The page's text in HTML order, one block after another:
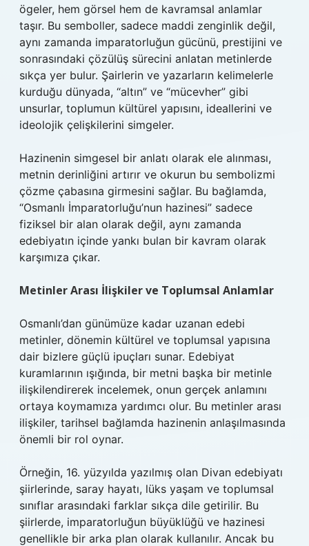
ögeler, hem görsel hem de kavramsal anlamlar
taşır. Bu semboller, sadece maddi zenginlik değil,
aynı zamanda imparatorluğun gücünü, prestijini ve
sonrasındaki çözülüş sürecini anlatan metinlerde
sıkça yer bulur. Şairlerin ve yazarların kelimelerle
kurduğu dünyada, “altın” ve “mücevher” gibi
unsurlar, toplumun kültürel yapısını, ideallerini ve
ideolojik çelişkilerini simgeler.
Hazinenin simgesel bir anlatı olarak ele alınması,
metnin derinliğini artırır ve okurun bu sembolizmi
çözme çabasına girmesini sağlar. Bu bağlamda,
“Osmanlı İmparatorluğu’nun hazinesi” sadece
fiziksel bir alan olarak değil, aynı zamanda
edebiyatın içinde yankı bulan bir kavram olarak
karşımıza çıkar.
Metinler Arası İlişkiler ve Toplumsal Anlamlar
Osmanlı’dan günümüze kadar uzanan edebi
metinler, dönemin kültürel ve toplumsal yapısına
dair bizlere güçlü ipuçları sunar. Edebiyat
kuramlarının ışığında, bir metni başka bir metinle
ilişkilendirerek incelemek, onun gerçek anlamını
ortaya koymamıza yardımcı olur. Bu metinler arası
ilişkiler, tarihsel bağlamda hazinenin anlaşılmasında
önemli bir rol oynar.
Örneğin, 16. yüzyılda yazılmış olan Divan edebiyatı
şiirlerinde, saray hayatı, lüks yaşam ve toplumsal
sınıflar arasındaki farklar sıkça dile getirilir. Bu
şiirlerde, imparatorluğun büyüklüğü ve hazinesi
genellikle bir arka plan olarak kullanılır. Ancak bu